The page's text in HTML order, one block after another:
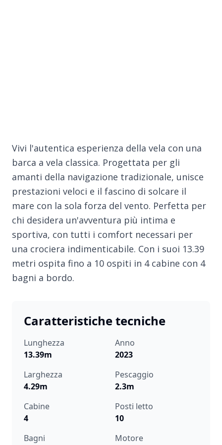
Vivi l'autentica esperienza della vela con una
barca a vela classica. Progettata per gli
amanti della navigazione tradizionale, unisce
prestazioni veloci e il fascino di solcare il
mare con la sola forza del vento. Perfetta per
chi desidera un'avventura più intima e
sportiva, con tutti i comfort necessari per
una crociera indimenticabile. Con i suoi 13.39
metri ospita fino a 10 ospiti in 4 cabine con 4
bagni a bordo.
Caratteristiche tecniche
Lunghezza
13.39m
Anno
2023
Larghezza
4.29m
Pescaggio
2.3m
Cabine
4
Posti letto
10
Bagni
Motore